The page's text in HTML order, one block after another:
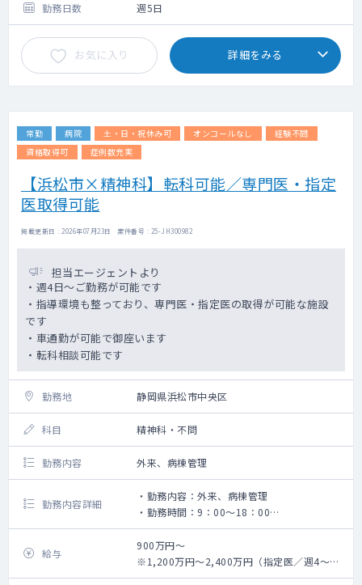
勤務日数 週5日
お気に入り 詳細をみる
常勤 病院 土・日・祝休み可 オンコールなし
経験不問
資格取得可
症例数充実
【浜松市×精神科】転科可能／専門医・指定
医取得可能
掲載更新日 : 2026年07月23日 案件番号 : 25-JH300982
担当エージェントより
・週4日～ご勤務が可能です
・指導環境も整っており、専門医・指定医の取得が可能な施設
です
・車通勤が可能で御座います
・転科相談可能です
勤務地 静岡県浜松市中央区
科目 精神科・不問
勤務内容 外来、病棟管理
勤務内容詳細
・勤務内容：外来、病棟管理
・勤務時間：9：00～18：00
・外来コマ ：2コマ
・対応数 ：10～30名/コマ
・病棟管理：20～30床
・主な疾患：うつ病、統合失調症、認知症、
給与
900万円～
※1,200万円～2,400万円（指定医／週4～5
日勤務の場合）